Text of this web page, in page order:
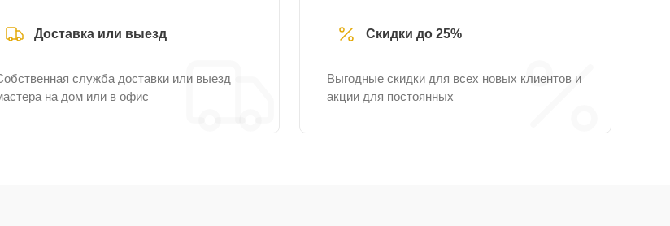
Доставка или выезд
служба доставки или выезд
на дом или в офис
Скидки до 25%
Выгодные скидки для всех новых клиентов и
акции для постоянных